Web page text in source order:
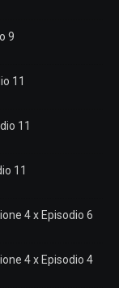
9
11
11
11
4 x Episodio 6
4 x Episodio 4